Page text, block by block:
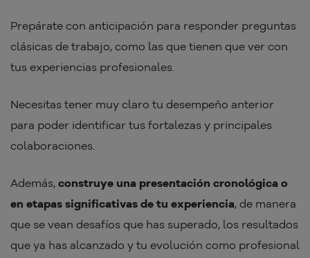
Prepárate con anticipación para responder preguntas
clásicas de trabajo, como las que tienen que ver con
tus experiencias profesionales.
Necesitas tener muy claro tu desempeño anterior
para poder identificar tus fortalezas y principales
colaboraciones.
Además, construye una presentación cronológica o
en etapas significativas de tu experiencia, de manera
que se vean desafíos que has superado, los resultados
que ya has alcanzado y tu evolución como profesional